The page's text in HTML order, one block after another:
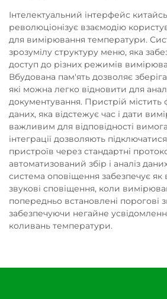
Інтелектуальний інтерфейс
революціонізує взаємодію
для вимірювання температури.
зрозумілу структуру меню, яка
доступ до різних режимів
Вбудована пам'ять дозволяє
які можна легко відновити для
документування. Пристрій містить
даних, яка відстежує час і дати
важливим для відповідності
інтеграції дозволяють
пристроїв через стандартні
автоматизований збір і аналіз
система оповіщення забезпечує як
звукові сповіщення, коли
попередньо встановлені порогові
забезпечуючи негайне
коливань температури.